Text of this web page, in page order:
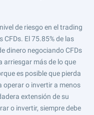
de riesgo en el trading
El 75.85% de las
dinero negociando CFDs
arriesgar más de lo que
es posible que pierda
operar o invertir a menos
extensión de su
o invertir, siempre debe